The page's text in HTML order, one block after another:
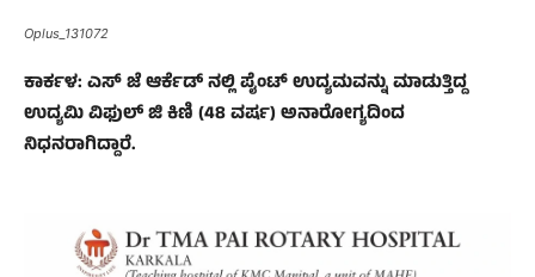
Oplus_131072
ಕಾರ್ಕಳ: ಎಸ್ ಜೆ ಆರ್ಕೆಡ್ ನಲ್ಲಿ ಪೈಂಟ್ ಉದ್ಯಮವನ್ನು ಮಾಡುತ್ತಿದ್ದ
ಉದ್ಯಮಿ ವಿಫುಲ್ ಜಿ ಕಿಣಿ (48 ವರ್ಷ) ಅನಾರೋಗ್ಯದಿಂದ
ನಿಧನರಾಗಿದ್ದಾರೆ.